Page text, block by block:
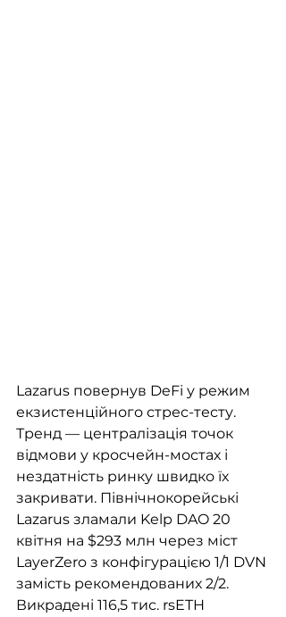
Lazarus повернув DeFi у режим
екзистенційного стрес-тесту.
Тренд — централізація точок
відмови у кросчейн-мостах і
нездатність ринку швидко їх
закривати. Північнокорейські
Lazarus зламали Kelp DAO 20
квітня на $293 млн через міст
LayerZero з конфігурацією 1/1 DVN
замість рекомендованих 2/2.
Викрадені 116,5 тис. rsETH